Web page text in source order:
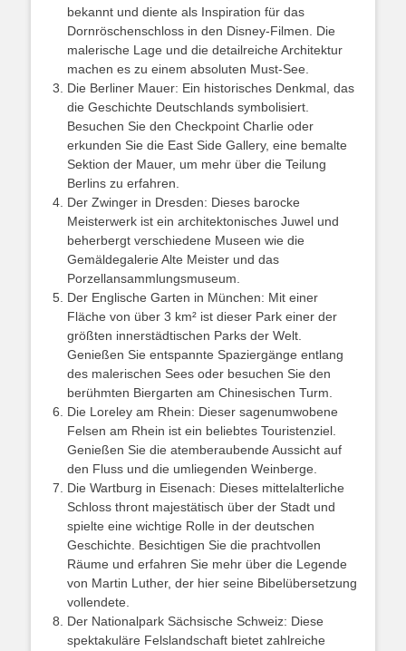
bekannt und diente als Inspiration für das
Dornröschenschloss in den Disney-Filmen. Die
malerische Lage und die detailreiche Architektur
machen es zu einem absoluten Must-See.
Die Berliner Mauer: Ein historisches Denkmal, das
die Geschichte Deutschlands symbolisiert.
Besuchen Sie den Checkpoint Charlie oder
erkunden Sie die East Side Gallery, eine bemalte
Sektion der Mauer, um mehr über die Teilung
Berlins zu erfahren.
Der Zwinger in Dresden: Dieses barocke
Meisterwerk ist ein architektonisches Juwel und
beherbergt verschiedene Museen wie die
Gemäldegalerie Alte Meister und das
Porzellansammlungsmuseum.
Der Englische Garten in München: Mit einer
Fläche von über 3 km² ist dieser Park einer der
größten innerstädtischen Parks der Welt.
Genießen Sie entspannte Spaziergänge entlang
des malerischen Sees oder besuchen Sie den
berühmten Biergarten am Chinesischen Turm.
Die Loreley am Rhein: Dieser sagenumwobene
Felsen am Rhein ist ein beliebtes Touristenziel.
Genießen Sie die atemberaubende Aussicht auf
den Fluss und die umliegenden Weinberge.
Die Wartburg in Eisenach: Dieses mittelalterliche
Schloss thront majestätisch über der Stadt und
spielte eine wichtige Rolle in der deutschen
Geschichte. Besichtigen Sie die prachtvollen
Räume und erfahren Sie mehr über die Legende
von Martin Luther, der hier seine Bibelübersetzung
vollendete.
Der Nationalpark Sächsische Schweiz: Diese
spektakuläre Felslandschaft bietet zahlreiche